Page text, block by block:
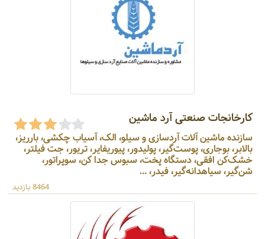
کارخانجات صنعتی آرد ماشین
سازنده ماشین آلات آردسازی و سیلو، الک، آسیاب چکشی، بارریز،
بالابر، بوجاری، پوست‌گیر، پولیدور، پیوریفایر، تریور، جت فیلتر،
خشک‌کن افقی، دستگاه پخت، سبوس جدا کن، سوپراتور،
شن‌گیر، سیاهدانه‌گیر، فیدر، ...
8464 بازدید